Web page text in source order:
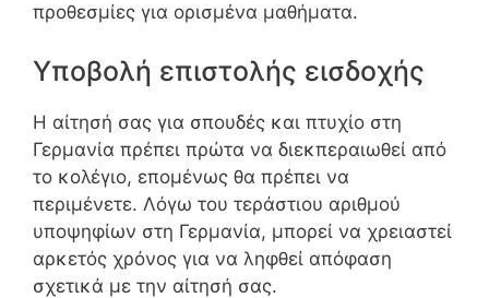
προθεσμίες για ορισμένα μαθήματα.
Υποβολή επιστολής εισδοχής
Η αίτησή σας για σπουδές και πτυχίο στη
Γερμανία πρέπει πρώτα να διεκπεραιωθεί από
το κολέγιο, επομένως θα πρέπει να
περιμένετε. Λόγω του τεράστιου αριθμού
υποψηφίων στη Γερμανία, μπορεί να χρειαστεί
αρκετός χρόνος για να ληφθεί απόφαση
σχετικά με την αίτησή σας.